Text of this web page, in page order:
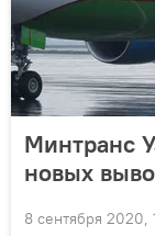
Минтранс
новых
8 сентября 2020,